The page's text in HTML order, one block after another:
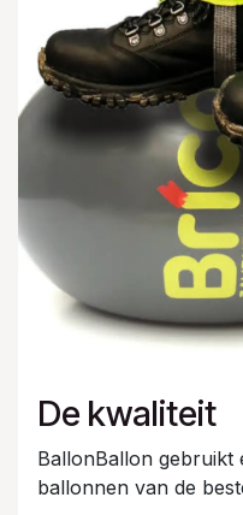
De kwaliteit
BallonBallon gebruikt
ballonnen van de